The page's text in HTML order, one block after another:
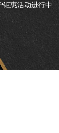
钜惠活动进行中